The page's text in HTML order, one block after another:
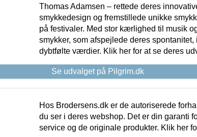
Thomas Adamsen – rettede deres
smykkedesign og fremstillede unikke
på festivaler. Med stor kærlighed til musik
smykker, som afspejlede deres
dybtfølte værdier. Klik her for at se deres
Se udvalget på Pilgrim.dk
Hos Brodersens.dk er de autoriserede
du ser i deres webshop. Det er din garanti
service og de originale produkter. Klik her